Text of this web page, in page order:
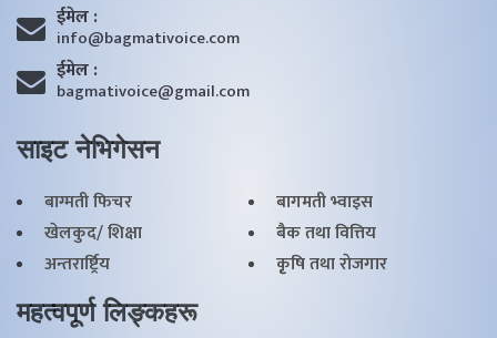
ईमेल :
info@bagmativoice.com
ईमेल :
bagmativoice@gmail.com
साइट नेभिगेसन
बाग्मती फिचर
बागमती भ्वाइस
खेलकुद/ शिक्षा
बैक तथा वित्तिय
अन्तरार्ष्ट्रिय
कृृषि तथा राेजगार
महत्वपूर्ण लिङ्कहरू